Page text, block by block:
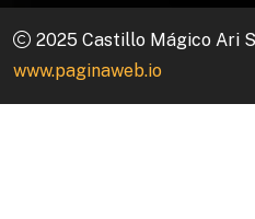
2025 Castillo Mágico Ari
www.paginaweb.io